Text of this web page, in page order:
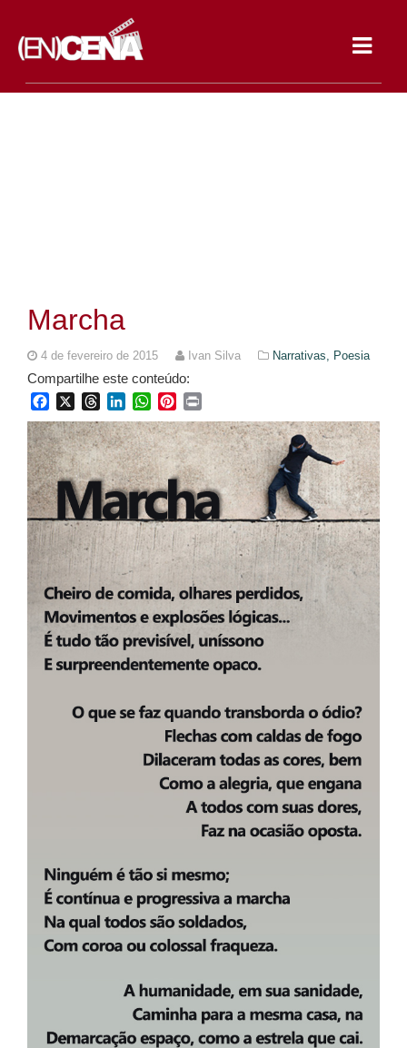
Marcha
4 de fevereiro de 2015 Ivan Silva Narrativas, Poesia
Compartilhe este conteúdo:
FacebookThreadsLinkedInWhatsApp
Pinterest